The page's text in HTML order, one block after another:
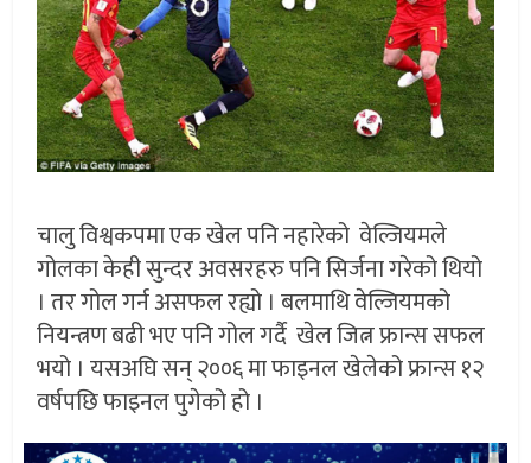
चालु विश्वकपमा एक खेल पनि नहारेको वेल्जियमले
गोलका केही सुन्दर अवसरहरु पनि सिर्जना गरेको थियो
। तर गोल गर्न असफल रह्यो । बलमाथि वेल्जियमको
नियन्त्रण बढी भए पनि गोल गर्दै खेल जित्न फ्रान्स सफल
भयो । यसअघि सन् २००६ मा फाइनल खेलेको फ्रान्स १२
वर्षपछि फाइनल पुगेको हो ।